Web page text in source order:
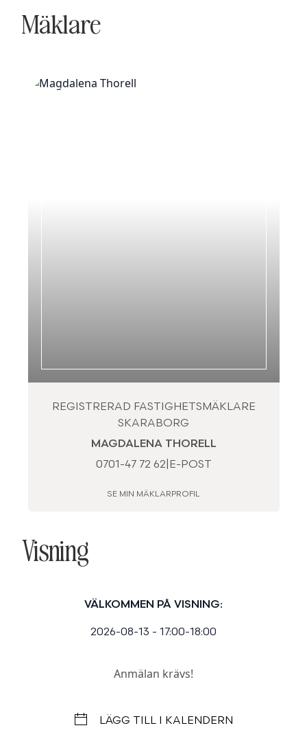
Mäklare
REGISTRERAD FASTIGHETSMÄKLARE
SKARABORG
MAGDALENA THORELL
0701-47 72 62 E-POST
SE MIN MÄKLARPROFIL
Visning
VÄLKOMMEN PÅ VISNING:
2026-08-13 - 17:00-18:00
Anmälan krävs!
LÄGG TILL I KALENDERN